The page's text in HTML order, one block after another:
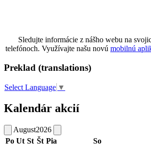
Sledujte informácie z nášho webu na
telefónoch. Využívajte našu novú mobilnú
Preklad (translations)
Select Language ▼
Kalendár akcií
August2026
Po Ut St Št Pia So